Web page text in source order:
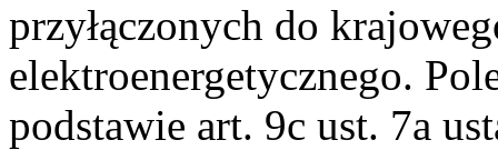
przyłączonych do
elektroenergetycznego.
podstawie art. 9c ust. 7a